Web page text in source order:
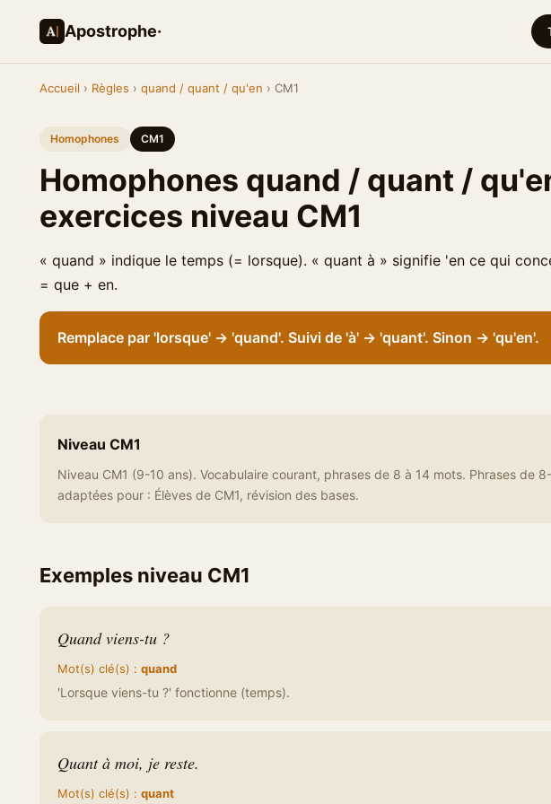
Apostrophe·
Accueil › Règles › quand / quant / qu'en › CM1
Homophones CM1
Homophones quand / quant /
exercices niveau CM1
« quand » indique le temps (= lorsque). « quant à » signifie 'en ce qui
= que + en.
Remplace par 'lorsque' → 'quand'. Suivi de 'à' → 'quant'. Sinon → 'qu'en'.
Niveau CM1
Niveau CM1 (9-10 ans). Vocabulaire courant, phrases de 8 à 14 mots. Phrases de
adaptées pour : Élèves de CM1, révision des bases.
Exemples niveau CM1
Quand viens-tu ?
Mot(s) clé(s) : quand
'Lorsque viens-tu ?' fonctionne (temps).
Quant à moi, je reste.
Mot(s) clé(s) : quant